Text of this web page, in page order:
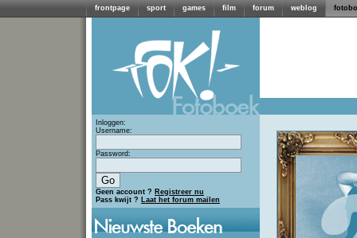
frontpage sport games film forum weblog
Inloggen:
Username:
Password:
Geen account ? Registreer nu
Pass kwijt ? Laat het forum mailen